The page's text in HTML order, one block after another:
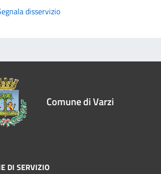
disservizio
Comune di Varzi
DI SERVIZIO